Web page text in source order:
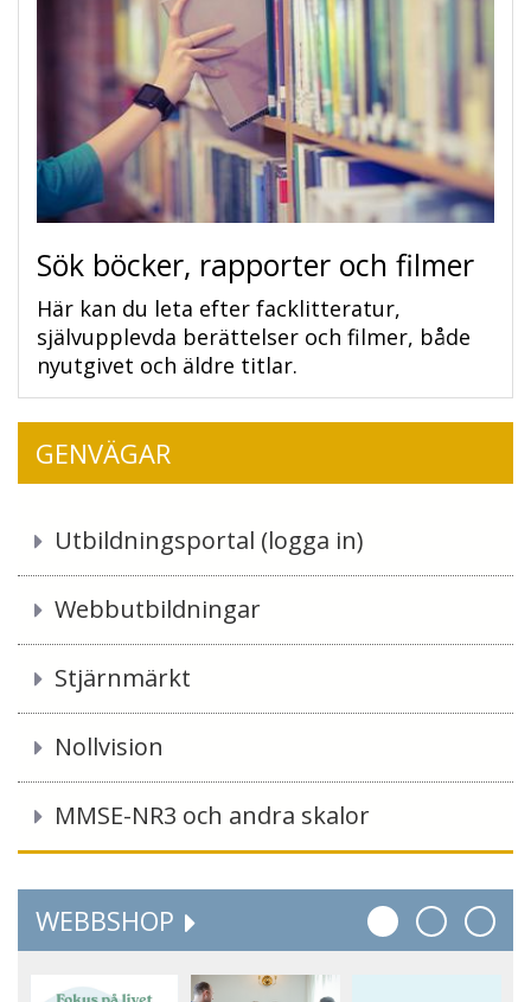
Sök böcker, rapporter och filmer
Här kan du leta efter facklitteratur,
självupplevda berättelser och filmer, både
nyutgivet och äldre titlar.
GENVÄGAR
Utbildningsportal (logga in)
Webbutbildningar
Stjärnmärkt
Nollvision
MMSE-NR3 och andra skalor
WEBBSHOP